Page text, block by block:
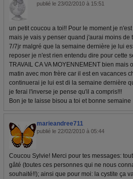
publié le 23/02/2010 à 15:51
un petit coucou a toi!! Pour le moment je
mais je vais y penser quand j'aurai moins de
7/7jr malgré que la semaine dernière je lui
reposer je n'est rien entendu dire pour cette
TRAVAIL CA VA MOYENNEMENT bien mais
matin avec mon frère car il est en vacances
continuerai je lui est di la semaine dernière
je ferai l'inverse je pense qu'il a compris!!!
Bon je te laisse bisou a toi et bonne semaine
marieandree711
publié le 22/02/2010 à 05:44
Coucou Sylvie! Merci pour tes messages:
gâté (toutes ces personnes qui ne nous
souhaité!!); ainsi que pour moi: la cystite ça